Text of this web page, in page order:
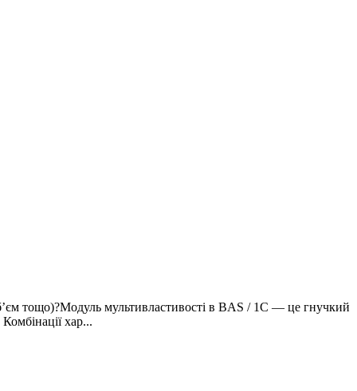
тощо)?Модуль мультивластивості в BAS / 1C — це гнучкий
хар...